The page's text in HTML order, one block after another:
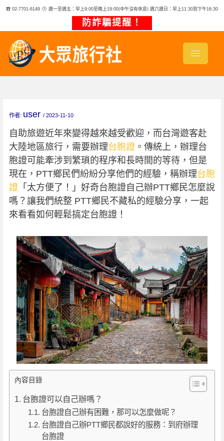
☎ 02-7701-6149 週一至週五：早上9:00至晚上19:00(中午沒有休息) 週六週日：早上11:30到下午16:30
防詐騙提醒！
作者: user / 2023-11-10
自助旅遊近年來變得越來越受歡迎，而台灣遊客赴
大陸地區旅行，需要辦理台胞證。傳統上，辦理台
胞證可能牽涉到繁瑣的程序和長時間的等待，但是
現在，PTT鄉民們紛紛分享他們的經驗，稱辦理台胞
證「太方便了！」好奇台胞證自己辦PTT鄉民怎麼說
嗎？讓我們統整 PTT鄉民不藏私的經驗分享，一起
來看看如何輕鬆搞定台胞證！
內容目錄
台胞證可以自己辦嗎？
台胞證自己辦有困難，那可以怎麼做呢？
台胞證自己辦PTT鄉民都說好的服務：到府辦理
台胞證